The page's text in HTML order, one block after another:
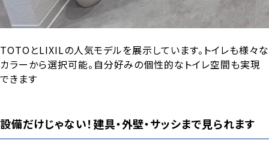
TOTOとLIXILの人気モデルを展示しています。トイレも様々な
カラーから選択可能。自分好みの個性的なトイレ空間も実現
できます
設備だけじゃない！建具・外壁・サッシまで見られます